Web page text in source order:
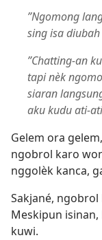
”Ngomong
sing isa
”Chatting-an
tapi nèk
siaran
aku kudu ati-
Gelem ora
ngobrol karo
nggolèk kanca,
Sakjané,
Meskipun isinan,
kuwi.